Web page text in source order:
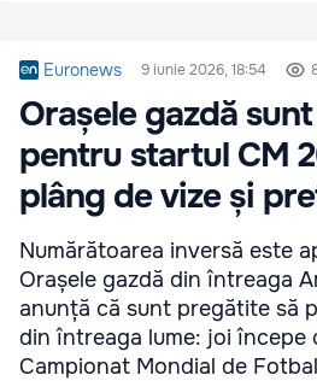
Euronews 9 iunie 2026, 18:54
Orașele gazdă
pentru startul CM
plâng de vize și
Numărătoarea inversă este
Orașele gazdă din întreaga
anunță că sunt pregătite să
din întreaga lume: joi începe
Campionat Mondial de